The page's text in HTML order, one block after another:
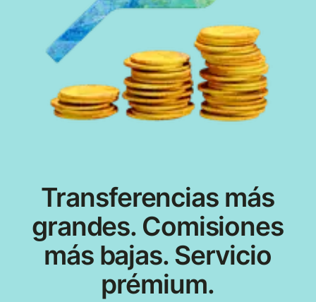
Transferencias más
grandes. Comisiones
más bajas. Servicio
prémium.